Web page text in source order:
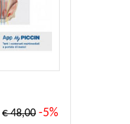
€ 48,00 -5%